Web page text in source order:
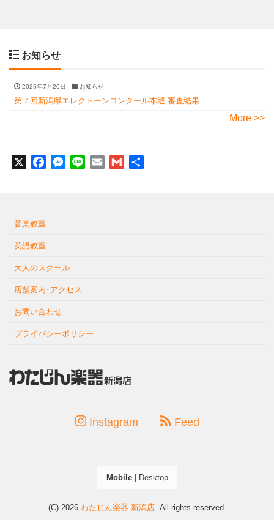
お知らせ
2026年7月20日 お知らせ
第７回新潟県エレクトーンコンクール本選 審査結果
More >>
FacebookMessenger
Line Email Gmail
音楽教室
英語教室
大人のスクール
店舗案内･アクセス
お問い合わせ
プライバシーポリシー
Instagram Feed
Mobile| Desktop
(C) 2026 わたじん楽器 新潟店. All rights reserved.